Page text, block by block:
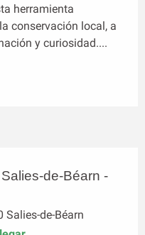
herramienta
conservación local, a
y curiosidad....
de-Béarn -
Salies-de-Béarn